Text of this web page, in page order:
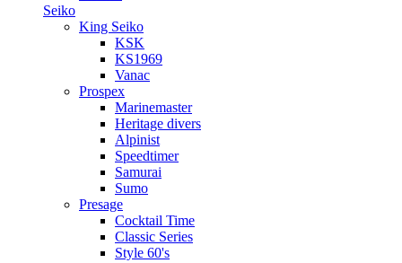
Seiko
King Seiko
KSK
KS1969
Vanac
Prospex
Marinemaster
Heritage divers
Alpinist
Speedtimer
Samurai
Sumo
Presage
Cocktail Time
Classic Series
Style 60's